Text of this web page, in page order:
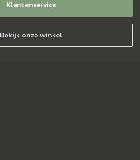
Klantenservice
Bekijk onze winkel